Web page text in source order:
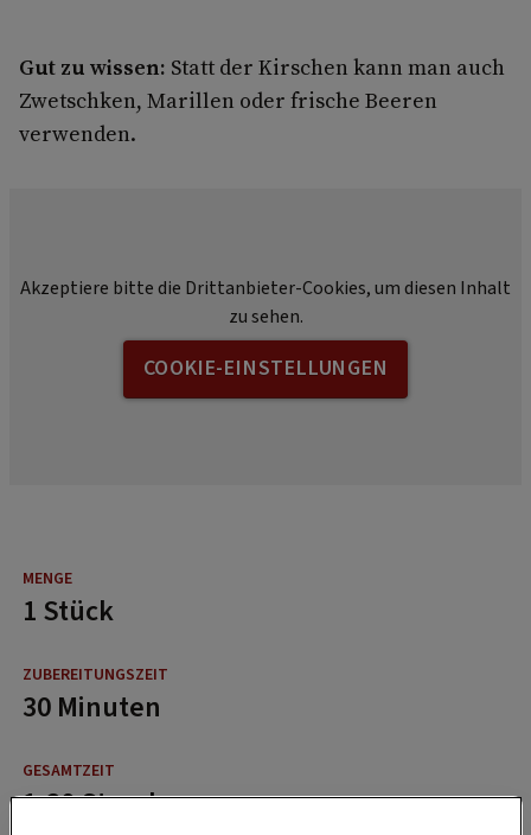
Gut zu wissen: Statt der Kirschen kann man auch
Zwetschken, Marillen oder frische Beeren
verwenden.
Akzeptiere bitte die Drittanbieter-Cookies, um diesen Inhalt
zu sehen.
COOKIE-EINSTELLUNGEN
1 Stück
30 Minuten
1:30 Stunden